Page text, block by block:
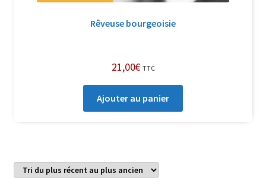
Rêveuse bourgeoisie
21,00€ TTC
Ajouter au panier